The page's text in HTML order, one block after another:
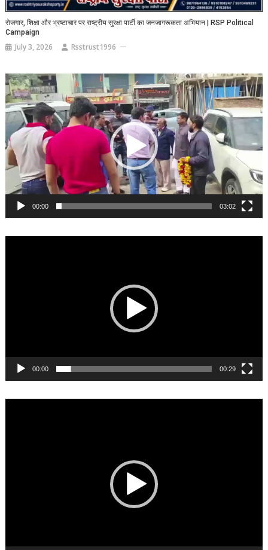
रोजगार, शिक्षा और भ्रष्टाचार पर राष्ट्रीय सुरक्षा पार्टी का जनजागरूकता अभियान | RSP Political
Campaign
July 3, 2026 Rsstrust1996
Video
Player
00:00 03:02
00:00 00:29